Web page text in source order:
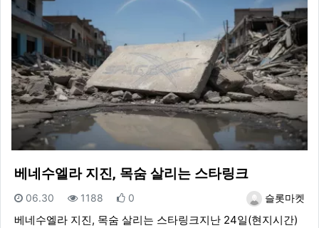
베네수엘라 지진, 목숨 살리는 스타링크
등록자슬롯마켓
등록일
06.30 조회
1188 추천
0
베네수엘라 지진, 목숨 살리는 스타링크지난 24일(현지시간)